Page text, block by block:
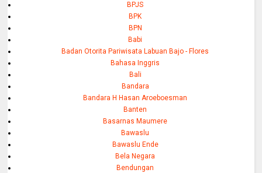
BPJS
BPK
BPN
Babi
Badan Otorita Pariwisata Labuan Bajo - Flores
Bahasa Inggris
Bali
Bandara
Bandara H Hasan Aroeboesman
Banten
Basarnas Maumere
Bawaslu
Bawaslu Ende
Bela Negara
Bendungan